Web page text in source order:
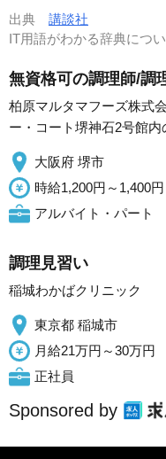
出典 講談社
IT用語がわかる辞典に
無資格可の調理師/調
柏原マルタマフーズ株式
ー・コート堺神石2号館内
大阪府 堺市
時給1,200円～1,400円
アルバイト・パート
調理見習い
稲城わかばクリニック
東京都 稲城市
月給21万円～30万円
正社員
Sponsored by